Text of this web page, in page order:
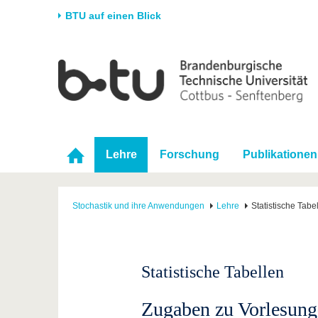
BTU auf einen Blick
Universität
Karriere & Engagement
Partnerschaften &
Strukturwandel
Forschung
Förderung
Wissenschaftlicher
Nachwuchs
Im
Lehre Forschung Publikationen
Stochastik und ihre Anwendungen Lehre Statistische
Statistische Tabellen
Zugaben zu